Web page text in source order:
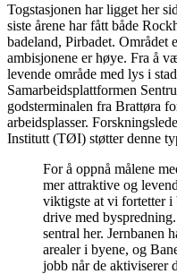
Togstasjonen har ligget her
siste årene har fått både
badeland, Pirbadet. Området
ambisjonene er høye. Fra å
levende område med lys i
Samarbeidsplattformen
godsterminalen fra Brattøra
arbeidsplasser.
Institutt (TØI) støtter denne
For å oppnå målene
mer attraktive og
viktigste at vi fortetter i
drive med
sentral her. Jernbanen
arealer i byene, og
jobb når de aktiviserer